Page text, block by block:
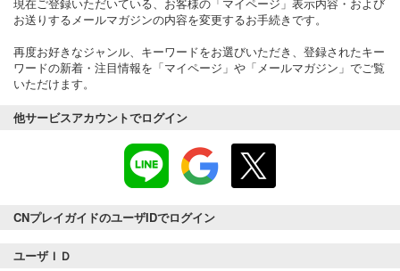
お送りするメールマガジンの内容を変更するお手続きです。
再度お好きなジャンル、キーワードをお選びいただき、登録されたキー
ワードの新着・注目情報を「マイページ」や「メールマガジン」でご覧
いただけます。
他サービスアカウントでログイン
CNプレイガイドのユーザIDでログイン
ユーザＩＤ